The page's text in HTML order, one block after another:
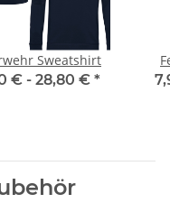
Sweatshirt
€ - 28,80 € *